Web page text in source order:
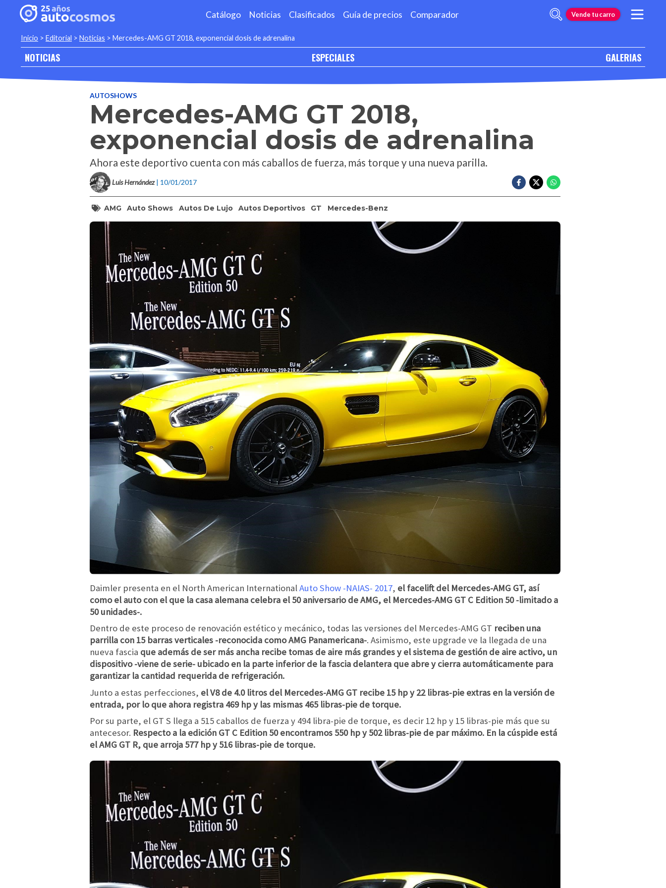
Catálogo Noticias Clasificados Guía de precios Comparador Vende tu carro
Inicio > Editorial > Noticias > Mercedes-AMG GT 2018, exponencial dosis de adrenalina
NOTICIAS ESPECIALES GALERIAS
AUTOSHOWS
Mercedes-AMG GT 2018,
exponencial dosis de adrenalina
Ahora este deportivo cuenta con más caballos de fuerza, más torque y una nueva parilla.
Luis Hernández | 10/01/2017
AMG Auto Shows Autos De Lujo Autos Deportivos GT Mercedes-Benz
Daimler presenta en el North American International Auto Show -NAIAS- 2017, el facelift del Mercedes-AMG GT, así
como el auto con el que la casa alemana celebra el 50 aniversario de AMG, el Mercedes-AMG GT C Edition 50 -limitado a
50 unidades-.
Dentro de este proceso de renovación estético y mecánico, todas las versiones del Mercedes-AMG GT reciben una
parrilla con 15 barras verticales -reconocida como AMG Panamericana-. Asimismo, este upgrade ve la llegada de una
nueva fascia que además de ser más ancha recibe tomas de aire más grandes y el sistema de gestión de aire activo, un
dispositivo -viene de serie- ubicado en la parte inferior de la fascia delantera que abre y cierra automáticamente para
garantizar la cantidad requerida de refrigeración.
Junto a estas perfecciones, el V8 de 4.0 litros del Mercedes-AMG GT recibe 15 hp y 22 libras-pie extras en la versión de
entrada, por lo que ahora registra 469 hp y las mismas 465 libras-pie de torque.
Por su parte, el GT S llega a 515 caballos de fuerza y 494 libra-pie de torque, es decir 12 hp y 15 libras-pie más que su
antecesor. Respecto a la edición GT C Edition 50encontramos 550 hp y ​​502 libras-pie de par máximo. En la cúspide está
el AMG GT R, que arroja 577 hp y ​​516 libras-pie de torque.